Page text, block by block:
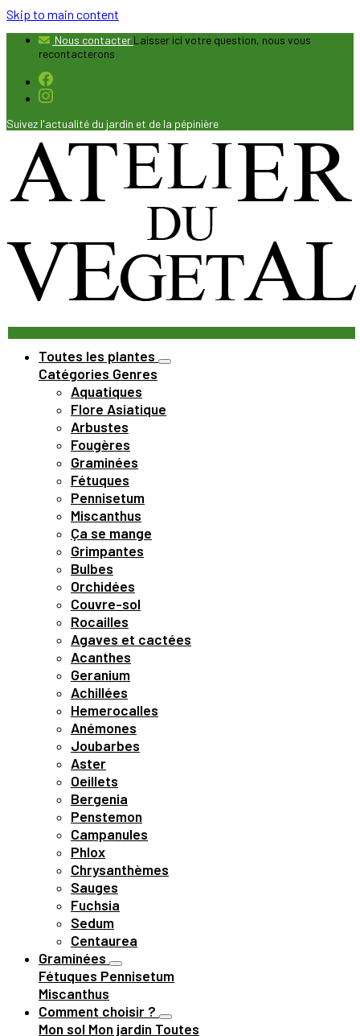
Skip to main content
Nous contacter Laisser ici votre question, nous vous
recontacterons
Suivez l'actualité du jardin et de la pépinière
Toutes les plantes
Catégories Genres
Aquatiques
Flore Asiatique
Arbustes
Fougères
Graminées
Fétuques
Pennisetum
Miscanthus
Ça se mange
Grimpantes
Bulbes
Orchidées
Couvre-sol
Rocailles
Agaves et cactées
Acanthes
Geranium
Achillées
Hemerocalles
Anémones
Joubarbes
Aster
Oeillets
Bergenia
Penstemon
Campanules
Phlox
Chrysanthèmes
Sauges
Fuchsia
Sedum
Centaurea
Graminées
Fétuques Pennisetum
Miscanthus
Comment choisir ?
Mon sol Mon jardin Toutes